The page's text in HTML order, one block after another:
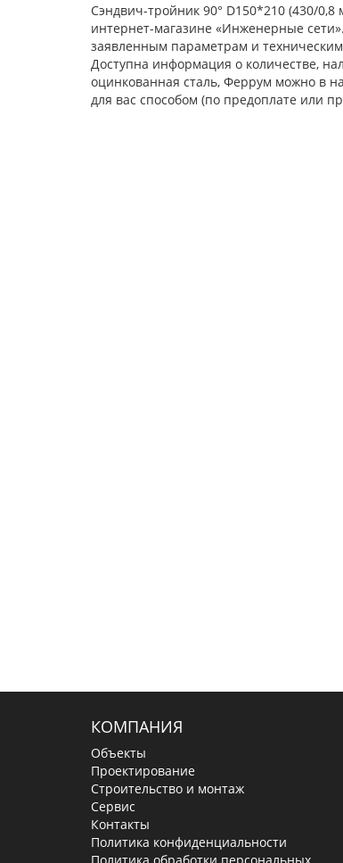
Сэндвич-тройник 90° D150*210 (430/
интернет-магазине «Инженерные
заявленным параметрам и
Доступна информация о количестве,
оцинкованная сталь, Феррум можно в
для вас способом (по предоплате или
КОМПАНИЯ
Объекты
Проектирование
Строительство и монтаж
Сервис
Контакты
Политика конфиденциальности